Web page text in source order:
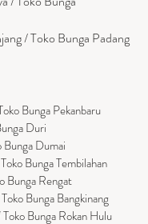
/ Toko Bunga Padang
Bunga Pekanbaru
Duri
Dumai
Bunga Tembilahan
Bunga Rengat
Bunga Bangkinang
Bunga Rokan Hulu